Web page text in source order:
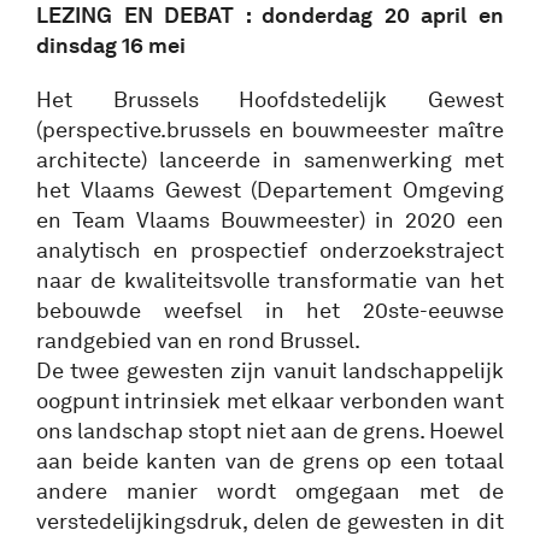
LEZING EN DEBAT : donderdag 20 april en
dinsdag 16 mei
Het Brussels Hoofdstedelijk Gewest
(perspective.brussels en bouwmeester maître
architecte) lanceerde in samenwerking met
het Vlaams Gewest (Departement Omgeving
en Team Vlaams Bouwmeester) in 2020 een
analytisch en prospectief onderzoekstraject
naar de kwaliteitsvolle transformatie van het
bebouwde weefsel in het 20ste-eeuwse
randgebied van en rond Brussel.
De twee gewesten zijn vanuit landschappelijk
oogpunt intrinsiek met elkaar verbonden want
ons landschap stopt niet aan de grens. Hoewel
aan beide kanten van de grens op een totaal
andere manier wordt omgegaan met de
verstedelijkingsdruk, delen de gewesten in dit